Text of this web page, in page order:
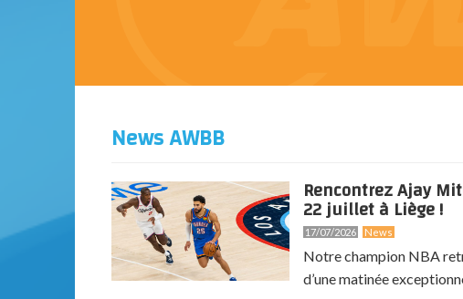
News AWBB
Rencontrez Ajay
22 juillet à Liège !
17/07/2026 News
Notre champion NBA
d’une matinée